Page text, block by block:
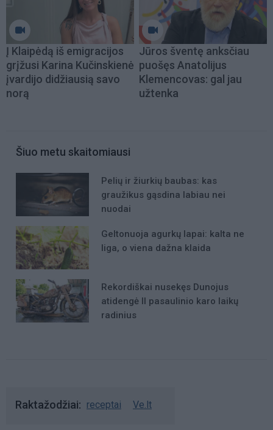
Į Klaipėdą iš emigracijos
grįžusi Karina Kučinskienė
įvardijo didžiausią savo
norą
Jūros šventę anksčiau
puošęs Anatolijus
Klemencovas: gal jau
užtenka
Šiuo metu skaitomiausi
Pelių ir žiurkių baubas: kas
graužikus gąsdina labiau nei
nuodai
Geltonuoja agurkų lapai: kalta ne
liga, o viena dažna klaida
Rekordiškai nusekęs Dunojus
atidengė II pasaulinio karo laikų
radinius
Raktažodžiai receptai Ve.lt